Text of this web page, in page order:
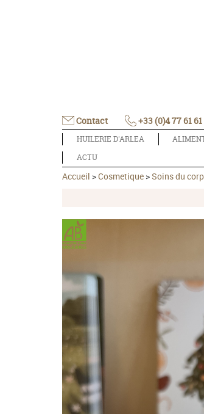
Contact +33 (0)4 77 61
HUILERIE D'ARLEA
ACTU
Accueil >Cosmetique >Soins du